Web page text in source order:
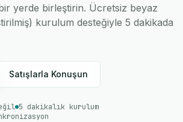
yerde birleştirin. Ücretsiz beyaz
kurulum desteğiyle 5 dakikada
Satışlarla Konuşun
5 dakikalık kurulum